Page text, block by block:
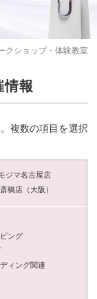
クショップ・体験教室
情報
複数の項目を選択
ジマ名古屋店
橋店（大阪）
ング
ィング関連